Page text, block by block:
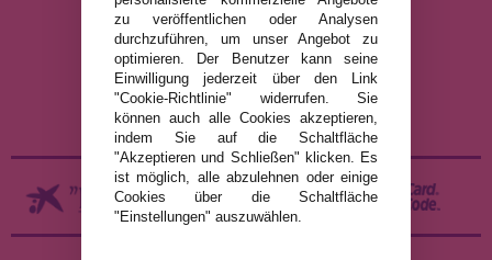
DATENSCHUTZRICHTLINIE
COOKIE-RICHTLINIE
VERSAND UND RÜCKGABE
RÜCKGABE / WIDERRUF
zu veröffentlichen oder Analysen
durchzuführen, um unser Angebot zu
optimieren. Der Benutzer kann seine
Einwilligung jederzeit über den Link
"Cookie-Richtlinie" widerrufen. Sie
können auch alle Cookies akzeptieren,
indem Sie auf die Schaltfläche
"Akzeptieren und Schließen" klicken. Es
ist möglich, alle abzulehnen oder einige
Cookies über die Schaltfläche
"Einstellungen" auszuwählen.